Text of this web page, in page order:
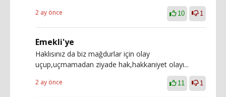
2 ay önce 10 1
Emekli'ye
Haklısınız da biz mağdurlar için olay
uçup,uçmamadan ziyade hak,hakkaniyet olayı...
2 ay önce 11 1